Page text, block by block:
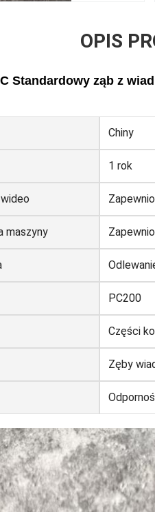
OPIS
Standardowy ząb z
Chiny
1 rok
maszyny
PC200
Części
Zęby